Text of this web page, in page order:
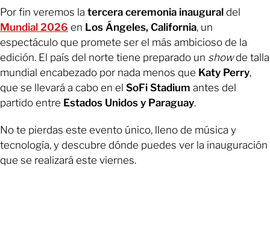
Por fin veremos la tercera ceremonia inaugural del
Mundial 2026 en Los Ángeles, California, un
espectáculo que promete ser el más ambicioso de la
edición. El país del norte tiene preparado un showde talla
mundial encabezado por nada menos que Katy Perry,
que se llevará a cabo en el SoFi Stadium antes del
partido entre Estados Unidos y Paraguay.
No te pierdas este evento único, lleno de música y
tecnología, y descubre dónde puedes ver la inauguración
que se realizará este viernes.